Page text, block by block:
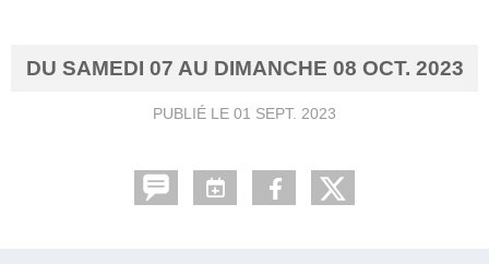
DU SAMEDI 07 AU DIMANCHE 08 OCT. 2023
PUBLIÉ LE 01 SEPT. 2023